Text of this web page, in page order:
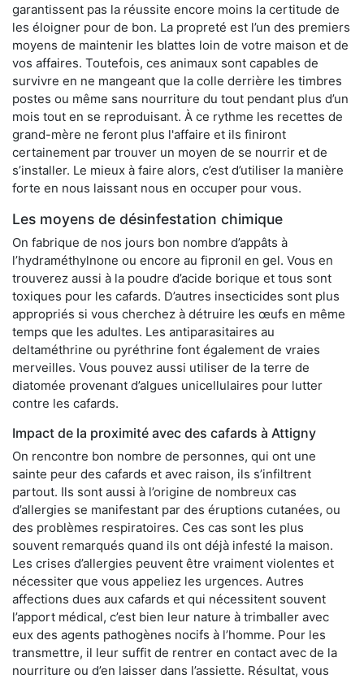
garantissent pas la réussite encore moins la certitude de
les éloigner pour de bon. La propreté est l’un des premiers
moyens de maintenir les blattes loin de votre maison et de
vos affaires. Toutefois, ces animaux sont capables de
survivre en ne mangeant que la colle derrière les timbres
postes ou même sans nourriture du tout pendant plus d’un
mois tout en se reproduisant. À ce rythme les recettes de
grand-mère ne feront plus l'affaire et ils finiront
certainement par trouver un moyen de se nourrir et de
s’installer. Le mieux à faire alors, c’est d’utiliser la manière
forte en nous laissant nous en occuper pour vous.
Les moyens de désinfestation chimique
On fabrique de nos jours bon nombre d’appâts à
l’hydraméthylnone ou encore au fipronil en gel. Vous en
trouverez aussi à la poudre d’acide borique et tous sont
toxiques pour les cafards. D’autres insecticides sont plus
appropriés si vous cherchez à détruire les œufs en même
temps que les adultes. Les antiparasitaires au
deltaméthrine ou pyréthrine font également de vraies
merveilles. Vous pouvez aussi utiliser de la terre de
diatomée provenant d’algues unicellulaires pour lutter
contre les cafards.
Impact de la proximité avec des cafards à Attigny
On rencontre bon nombre de personnes, qui ont une
sainte peur des cafards et avec raison, ils s’infiltrent
partout. Ils sont aussi à l’origine de nombreux cas
d’allergies se manifestant par des éruptions cutanées, ou
des problèmes respiratoires. Ces cas sont les plus
souvent remarqués quand ils ont déjà infesté la maison.
Les crises d’allergies peuvent être vraiment violentes et
nécessiter que vous appeliez les urgences. Autres
affections dues aux cafards et qui nécessitent souvent
l’apport médical, c’est bien leur nature à trimballer avec
eux des agents pathogènes nocifs à l’homme. Pour les
transmettre, il leur suffit de rentrer en contact avec de la
nourriture ou d’en laisser dans l’assiette. Résultat, vous